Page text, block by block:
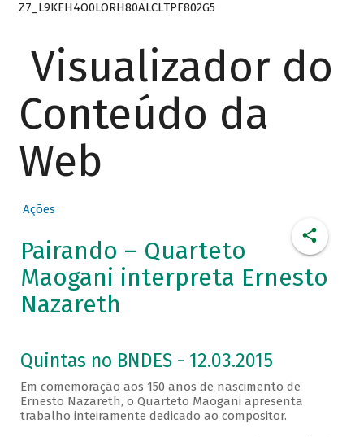
Z7_L9KEH4O0LORH80ALCLTPF802G5
Visualizador do
Conteúdo da
Web
Ações
Pairando – Quarteto
Maogani interpreta Ernesto
Nazareth
Quintas no BNDES - 12.03.2015
Em comemoração aos 150 anos de nascimento de
Ernesto Nazareth, o Quarteto Maogani apresenta
trabalho inteiramente dedicado ao compositor.